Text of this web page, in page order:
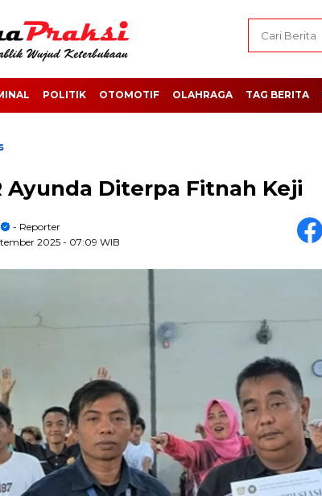
POLITIK OTOMOTIF OLAHRAGA TAG BERITA
Ayunda Diterpa Fitnah Keji
- Reporter
2025 - 07:09 WIB